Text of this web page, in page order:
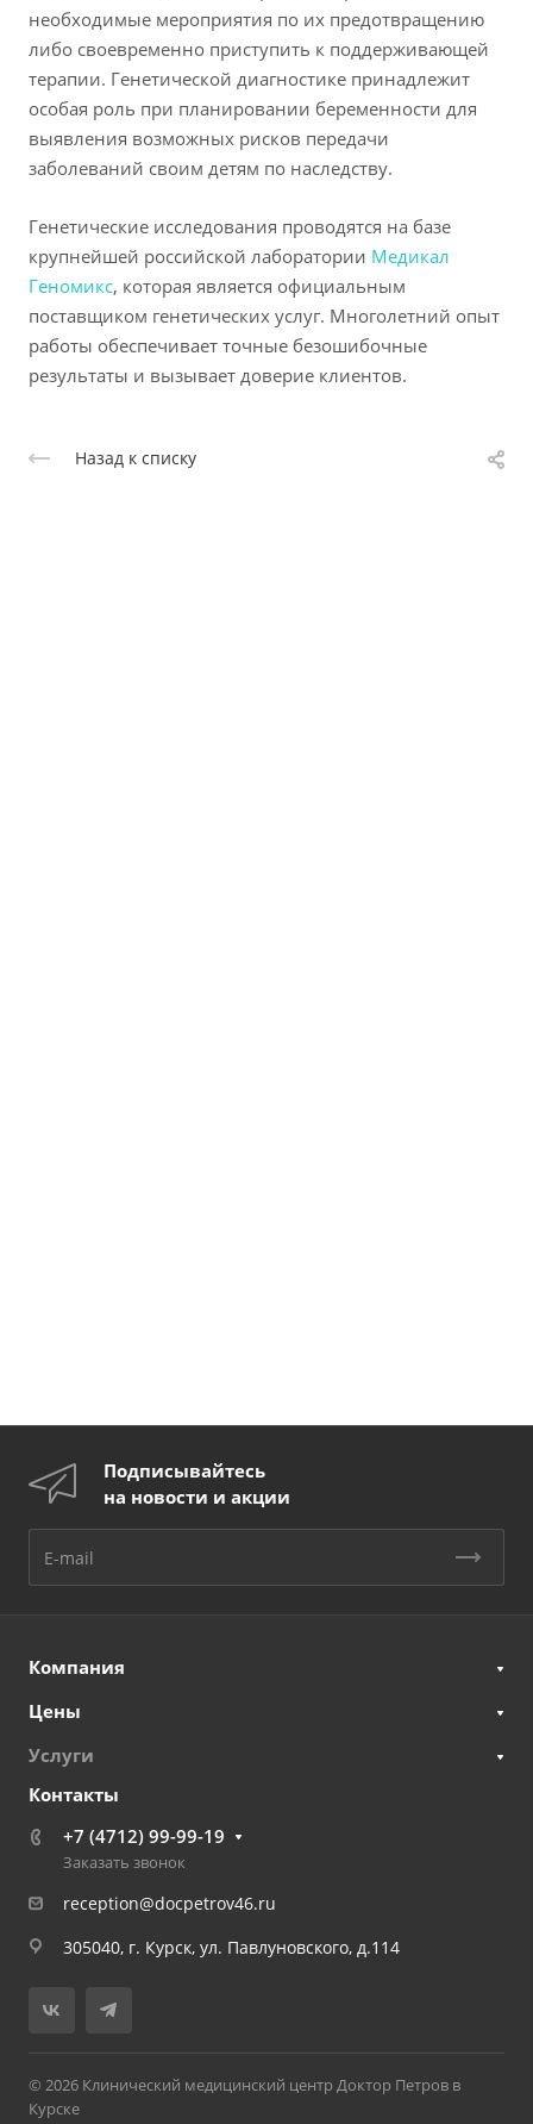
необходимые мероприятия по их предотвращению
либо своевременно приступить к поддерживающей
терапии. Генетической диагностике принадлежит
особая роль при планировании беременности для
выявления возможных рисков передачи
заболеваний своим детям по наследству.
Генетические исследования проводятся на базе
крупнейшей российской лаборатории Медикал
Геномикс, которая является официальным
поставщиком генетических услуг. Многолетний опыт
работы обеспечивает точные безошибочные
результаты и вызывает доверие клиентов.
Назад к списку
Подписывайтесь
на новости и акции
Компания
Цены
Услуги
Контакты
+7 (4712) 99-99-19
Заказать звонок
reception@docpetrov46.ru
305040, г. Курск, ул. Павлуновского, д.114
© 2026 Клинический медицинский центр Доктор Петров в
Курске